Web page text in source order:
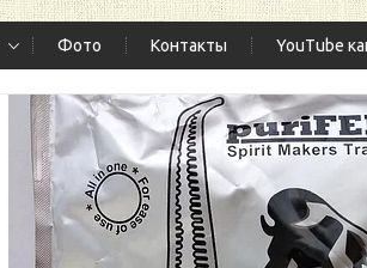
Фото Контакты YouTube